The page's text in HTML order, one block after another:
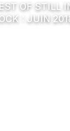
OF STILL
: JUIN